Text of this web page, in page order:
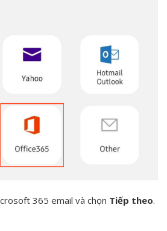
365 email và chọn Tiếp theo.